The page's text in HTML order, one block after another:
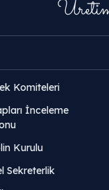
Komiteleri
İnceleme
Kurulu
Sekreterlik